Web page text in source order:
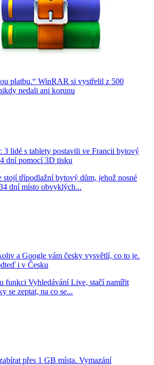
platbu.“ WinRAR si vystřelil z 500
nedali ani korunu
3 lidé s tablety postavili ve Francii bytový
dní pomocí 3D tisku
stojí třípodlažní bytový dům, jehož nosné
dní místo obvyklých...
a Google vám česky vysvětlí, co to je.
i v Česku
funkci Vyhledávání Live, stačí namířit
se zeptat, na co se...
přes 1 GB místa. Vymazání